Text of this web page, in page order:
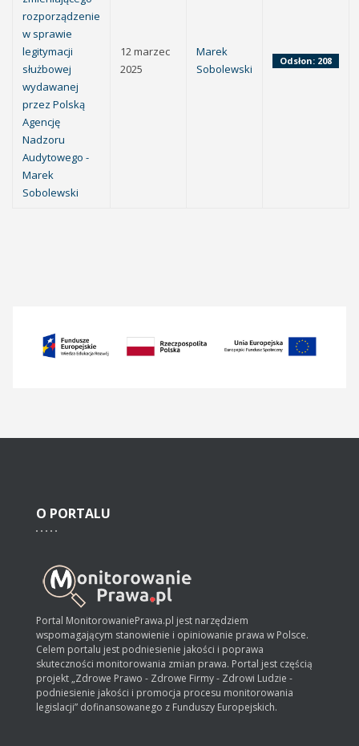
rozporządzenie
w sprawie
legitymacji
służbowej
wydawanej
przez Polską
Agencję
Nadzoru
Audytowego -
Marek
Sobolewski
12 marzec
2025
Marek
Sobolewski
Odsłon: 208
O PORTALU
Portal MonitorowaniePrawa.pl jest narzędziem
wspomagającym stanowienie i opiniowanie prawa w Polsce.
Celem portalu jest podniesienie jakości i poprawa
skuteczności monitorowania zmian prawa. Portal jest częścią
projekt „Zdrowe Prawo - Zdrowe Firmy - Zdrowi Ludzie -
podniesienie jakości i promocja procesu monitorowania
legislacji” dofinansowanego z Funduszy Europejskich.